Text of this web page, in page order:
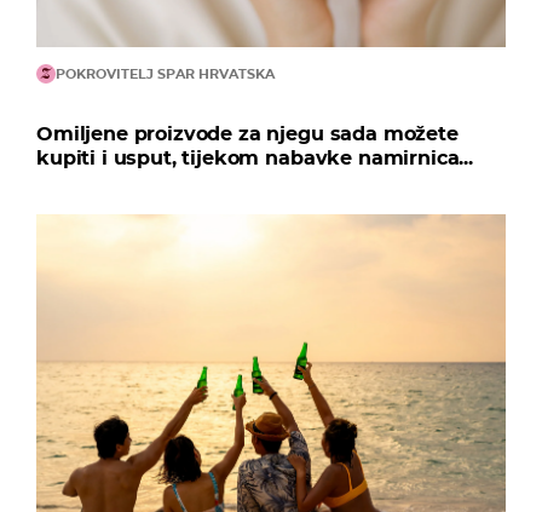
POKROVITELJ SPAR HRVATSKA
Omiljene proizvode za njegu sada možete
kupiti i usput, tijekom nabavke namirnica...